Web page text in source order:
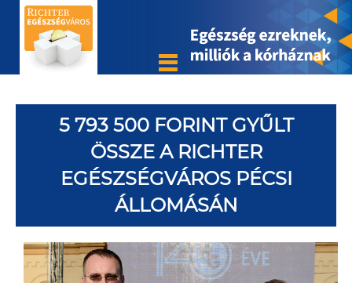
5 793 500 FORINT GYŰLT
ÖSSZE A RICHTER
EGÉSZSÉGVÁROS PÉCSI
ÁLLOMÁSÁN